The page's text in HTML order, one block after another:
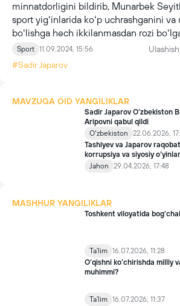
minnatdorligini bildirib, Munarbek
sport yigʻinlarida koʻp uchrashganini
boʻlishga hech ikkilanmasdan rozi
Sport 11.09.2024, 15:56
Ulashish:
#Sadir Japarov
MAVZUGA OID YANGILIKLAR
Sadir Japarov O‘zbekiston
Aripovni qabul qildi
Oʻzbekiston
22.06.2026,
Tashiyev va Japarov
korrupsiya va siyosiy o‘yinlar
Jahon
29.04.2026, 17:48
MASHHUR YANGILIKLAR
Toshkent viloyatida
Ta'lim 16.07.2026, 11:28
O‘qishni ko‘chirishda milliy
muhimmi?
Ta'lim 16.07.2026, 11:37